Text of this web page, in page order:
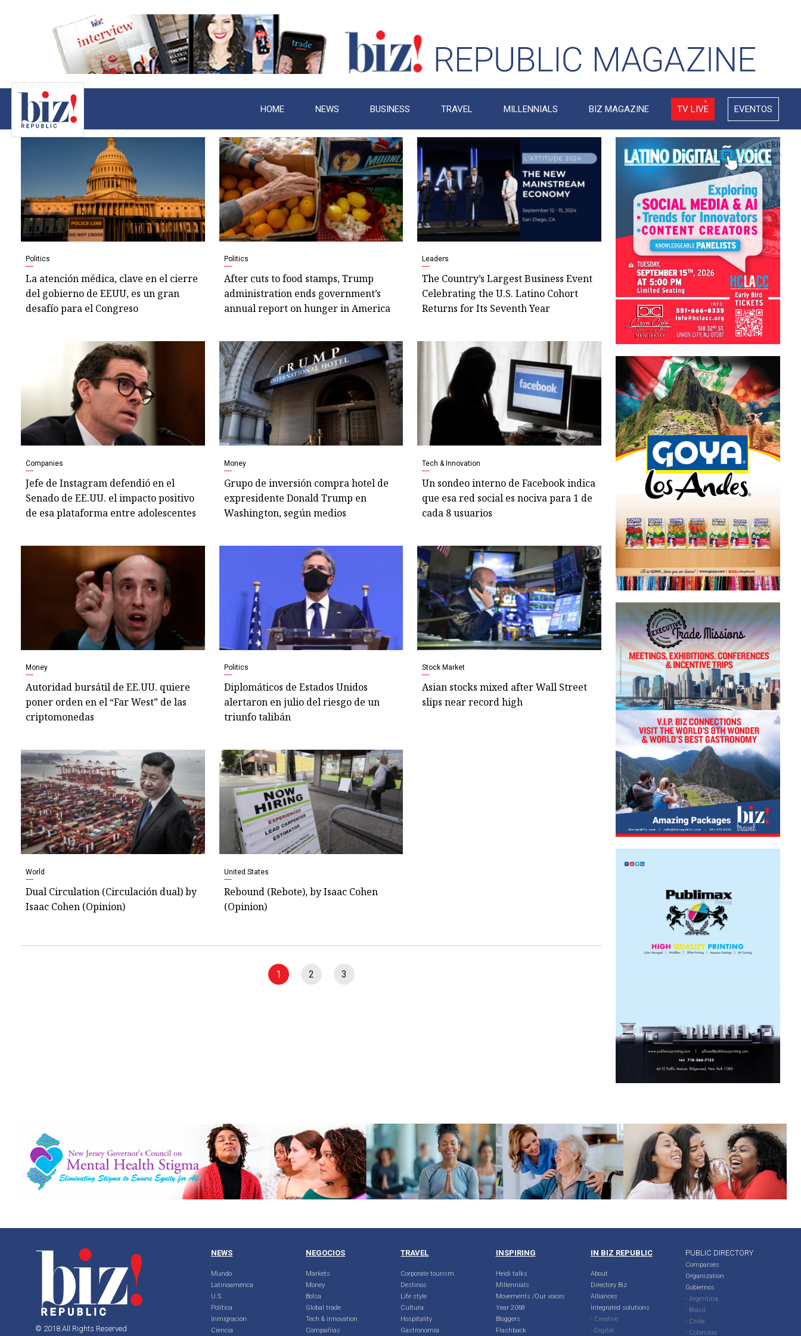
HOME NEWS BUSINESS TRAVEL MILLENNIALS BIZ MAGAZINE TV LIVE EVENTOS
Politics
La atención médica, clave en el cierre
del gobierno de EEUU, es un gran
desafío para el Congreso
Politics
After cuts to food stamps, Trump
administration ends government’s
annual report on hunger in America
Leaders
The Country’s Largest Business Event
Celebrating the U.S. Latino Cohort
Returns for Its Seventh Year
Companies
Jefe de Instagram defendió en el
Senado de EE.UU. el impacto positivo
de esa plataforma entre adolescentes
Money
Grupo de inversión compra hotel de
expresidente Donald Trump en
Washington, según medios
Tech & Innovation
Un sondeo interno de Facebook indica
que esa red social es nociva para 1 de
cada 8 usuarios
Money
Autoridad bursátil de EE.UU. quiere
poner orden en el “Far West” de las
criptomonedas
Politics
Diplomáticos de Estados Unidos
alertaron en julio del riesgo de un
triunfo talibán
Stock Market
Asian stocks mixed after Wall Street
slips near record high
World
Dual Circulation (Circulación dual) by
Isaac Cohen (Opinion)
United States
Rebound (Rebote), by Isaac Cohen
(Opinion)
1 2 3
© 2018 All Rights Reserved
NEWS
Mundo
Latinoamérica
U.S.
Política
Inmigración
Ciencia
NEGOCIOS
Markets
Money
Bolsa
Global trade
Tech & innovation
Compañias
TRAVEL
Corporate tourism
Destinos
Life style
Cultura
Hospitality
Gastronomía
INSPIRING
Heidi talks
Millennials
Movements /Our voices
Year 2068
Bloggers
Flashback
IN BIZ REPUBLIC
About
Directory Biz
Alliances
Integrated solutions
- Creative
- Digital
PUBLIC DIRECTORY
Companies
Organization
Gobiernos
- Argentina
- Brasil
- Chile
- Colombia